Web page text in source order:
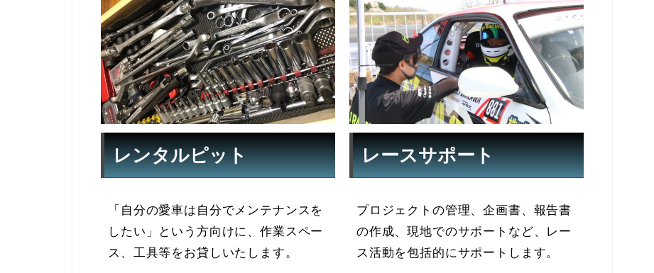
レンタルピット
「自分の愛車は自分でメンテナンスを
したい」という方向けに、作業スペー
ス、工具等をお貸しいたします。
レースサポート
プロジェクトの管理、企画書、報告書
の作成、現地でのサポートなど、レー
ス活動を包括的にサポートします。